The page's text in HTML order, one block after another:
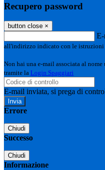
Recupero password
button close ×
all'indirizzo indicato con le istruzioni
Non hai una e-mail associata al
tramite la Login Spaggiari
E-mail inviata, si prega di
Errore
Chiudi
Successo
Chiudi
Informazione